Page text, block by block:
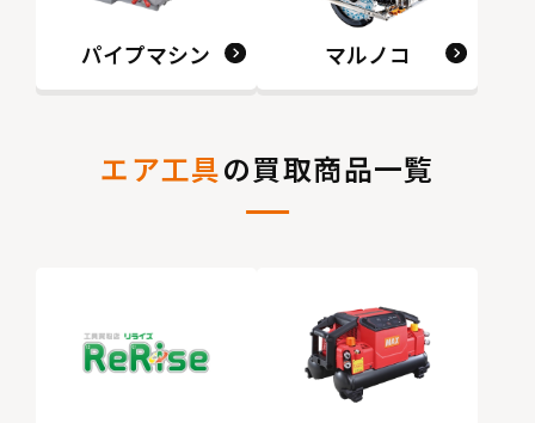
パイプマシン マルノコ
エア工具の買取商品一覧